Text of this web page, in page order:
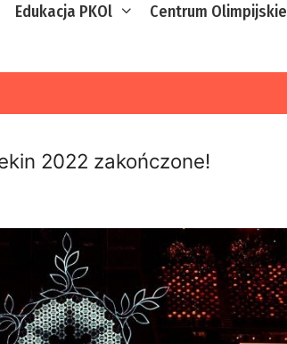
Edukacja PKOl Centrum Olimpijskie
2022 zakończone!